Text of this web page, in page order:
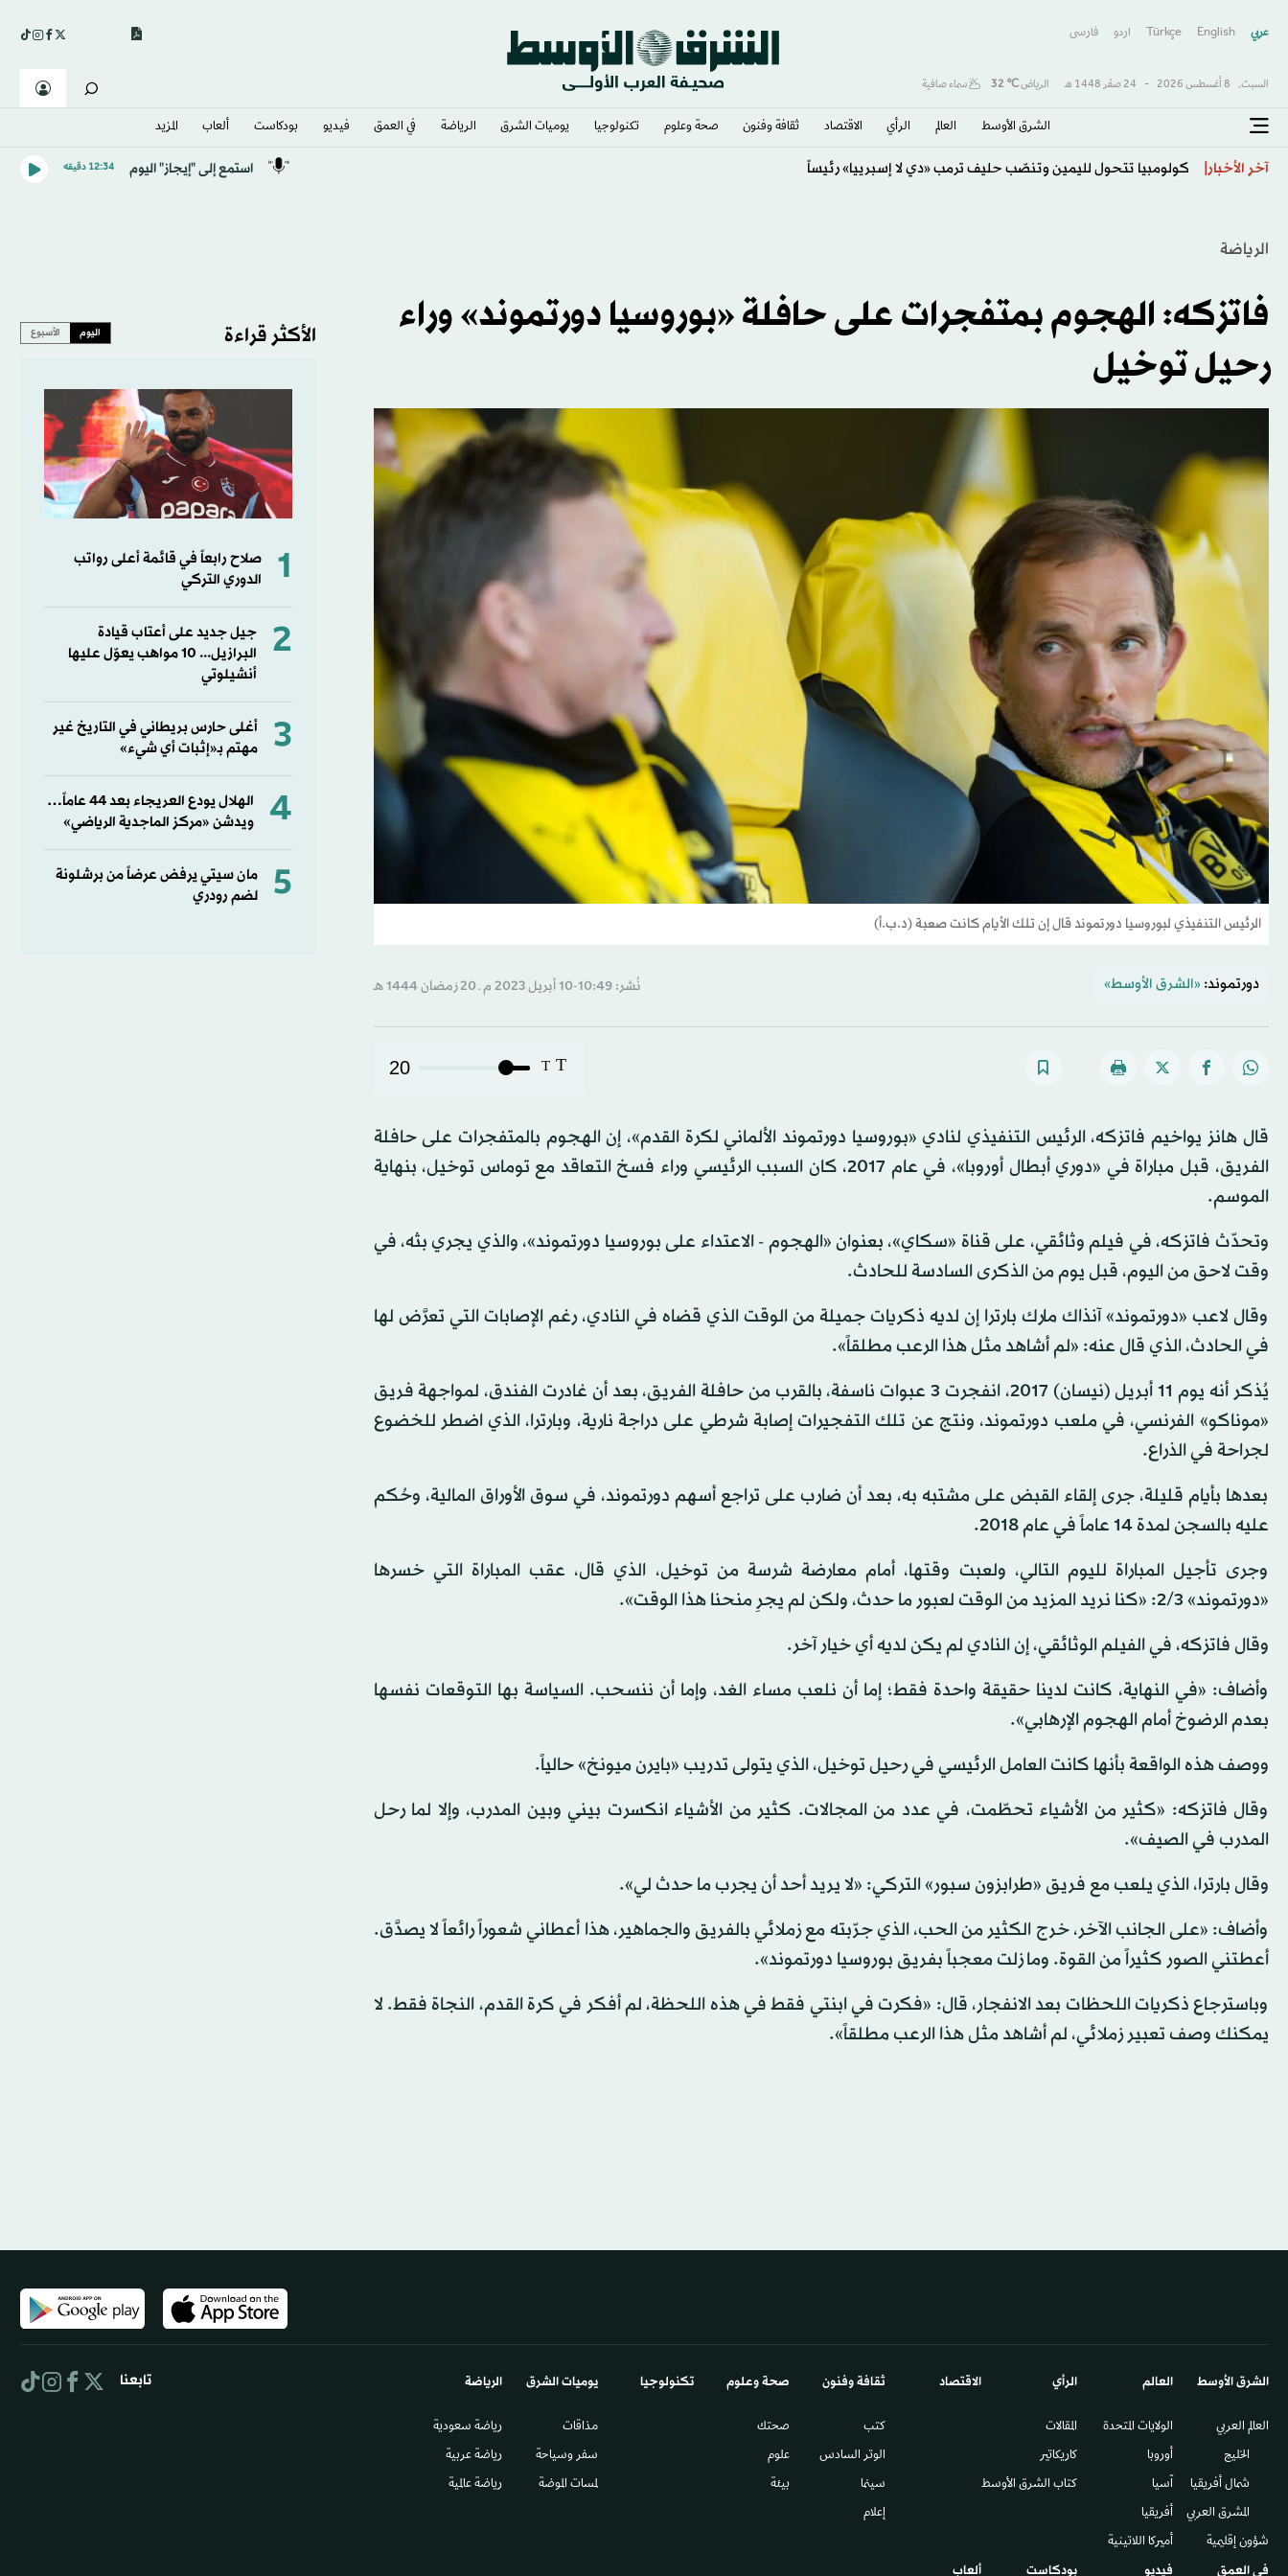
عربي English
Türkçe اردو فارسى
السبت, 8 أغسطس 2026 - 24 صفَر 1448 هـ الرياض℃
32 سماء صافية
الشرق الأوسط​ العالم الرأي الاقتصاد ثقافة وفنون صحة وعلوم تكنولوجيا يوميات الشرق​ الرياضة في العمق فيديو بودكاست ألعاب المزيد
آخر الأخبار استمع إلى "إيجاز" اليوم 12:34 دقيقه
الرياضة
فاتزكه: الهجوم بمتفجرات على حافلة «بوروسيا دورتموند» وراء
رحيل توخيل
الرئيس التنفيذي لبوروسيا دورتموند قال إن تلك الأيام كانت صعبة (د.ب.أ)
دورتموند: «الشرق الأوسط» نُشر: 10:49-10 أبريل 2023 م ـ 20 رَمضان 1444 هـ
T
T
20
قال هانز يواخيم فاتزكه، الرئيس التنفيذي لنادي «بوروسيا دورتموند الألماني لكرة القدم»، إن الهجوم بالمتفجرات على حافلة
الفريق، قبل مباراة في «دوري أبطال أوروبا»، في عام 2017، كان السبب الرئيسي وراء فسخ التعاقد مع توماس توخيل، بنهاية
الموسم.
وتحدّث فاتزكه، في فيلم وثائقي، على قناة «سكاي»، بعنوان «الهجوم - الاعتداء على بوروسيا دورتموند»، والذي يجري بثه، في
وقت لاحق من اليوم، قبل يوم من الذكرى السادسة للحادث.
وقال لاعب «دورتموند» آنذاك مارك بارترا إن لديه ذكريات جميلة من الوقت الذي قضاه في النادي، رغم الإصابات التي تعرَّض لها
في الحادث، الذي قال عنه: «لم أشاهد مثل هذا الرعب مطلقاً».
يُذكر أنه يوم 11 أبريل (نيسان) 2017، انفجرت 3 عبوات ناسفة، بالقرب من حافلة الفريق، بعد أن غادرت الفندق، لمواجهة فريق
«موناكو» الفرنسي، في ملعب دورتموند، ونتج عن تلك التفجيرات إصابة شرطي على دراجة نارية، وبارترا، الذي اضطر للخضوع
لجراحة في الذراع.
بعدها بأيام قليلة، جرى إلقاء القبض على مشتبه به، بعد أن ضارب على تراجع أسهم دورتموند، في سوق الأوراق المالية، وحُكم
عليه بالسجن لمدة 14 عاماً في عام 2018.
وجرى تأجيل المباراة لليوم التالي، ولعبت وقتها، أمام معارضة شرسة من توخيل، الذي قال، عقب المباراة التي خسرها
«دورتموند» 2/3: «كنا نريد المزيد من الوقت لعبور ما حدث، ولكن لم يجرِ منحنا هذا الوقت».
وقال فاتزكه، في الفيلم الوثائقي، إن النادي لم يكن لديه أي خيار آخر.
وأضاف: «في النهاية، كانت لدينا حقيقة واحدة فقط؛ إما أن نلعب مساء الغد، وإما أن ننسحب. السياسة بها التوقعات نفسها
بعدم الرضوخ أمام الهجوم الإرهابي».
ووصف هذه الواقعة بأنها كانت العامل الرئيسي في رحيل توخيل، الذي يتولى تدريب «بايرن ميونخ» حالياً.
وقال فاتزكه: «كثير من الأشياء تحطّمت، في عدد من المجالات. كثير من الأشياء انكسرت بيني وبين المدرب، وإلا لما رحل
المدرب في الصيف».
وقال بارترا، الذي يلعب مع فريق «طرابزون سبور» التركي: «لا يريد أحد أن يجرب ما حدث لي».
وأضاف: «على الجانب الآخر، خرج الكثير من الحب، الذي جرّبته مع زملائي بالفريق والجماهير، هذا أعطاني شعوراً رائعاً لا يصدَّق.
أعطتني الصور كثيراً من القوة. وما زلت معجباً بفريق بوروسيا دورتموند».
وباسترجاع ذكريات اللحظات بعد الانفجار، قال: «فكرت في ابنتي فقط في هذه اللحظة، لم أفكر في كرة القدم، النجاة فقط. لا
يمكنك وصف تعبير زملائي، لم أشاهد مثل هذا الرعب مطلقاً».
الأكثر قراءة اليوم الأسبوع
1
صلاح رابعاً في قائمة أعلى رواتب
الدوري التركي
2
جيل جديد على أعتاب قيادة
البرازيل... 10 مواهب يعوّل عليها
أنشيلوتي
3
أغلى حارس بريطاني في التاريخ غير
مهتم بـ«إثبات أي شيء»
4
الهلال يودع العريجاء بعد 44 عاماً…
ويدشن «مركز الماجدية الرياضي»
5
مان سيتي يرفض عرضاً من برشلونة
لضم رودري
الشرق الأوسط​
العالم العربي
الخليج
شمال أفريقيا
المشرق العربي
شؤون إقليمية
العالم
الولايات المتحدة
أوروبا
آسيا
أفريقيا
أميركا اللاتينية
الرأي
المقالات
كاريكاتير
كتاب الشرق الأوسط
الاقتصاد ثقافة وفنون
كتب
الوتر السادس​
سينما
إعلام
صحة وعلوم
صحتك
علوم
بيئة
تكنولوجيا يوميات الشرق​
مذاقات
سفر وسياحة
لمسات الموضة
الرياضة
رياضة سعودية
رياضة عربية
رياضة عالمية
في العمق فيديو بودكاست ألعاب
تابعنا